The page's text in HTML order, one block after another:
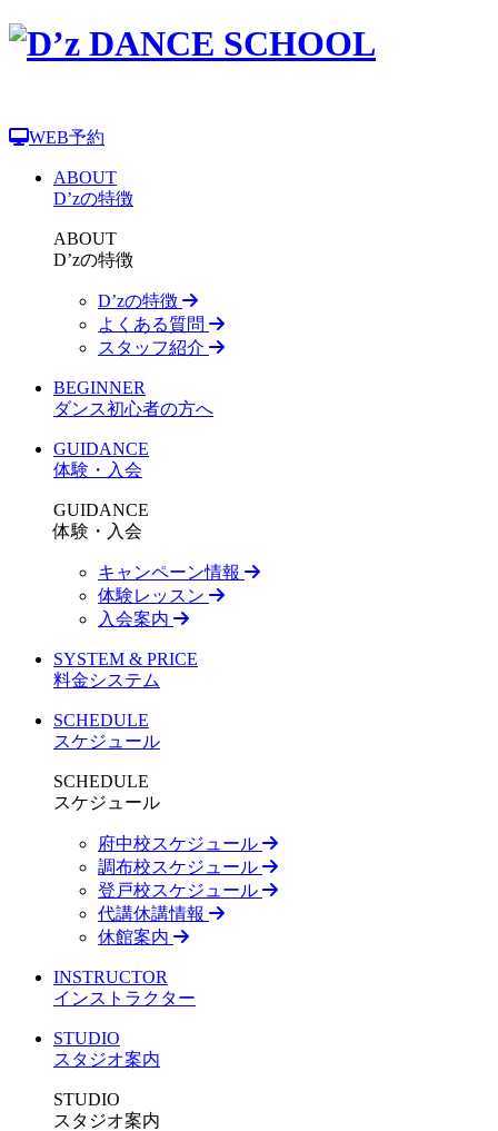
WEB予約
ABOUT
D’zの特徴
ABOUT
D’zの特徴
D’zの特徴
よくある質問
スタッフ紹介
BEGINNER
ダンス初心者の方へ
GUIDANCE
体験・入会
GUIDANCE
体験・入会
キャンペーン情報
体験レッスン
入会案内
SYSTEM & PRICE
料金システム
SCHEDULE
スケジュール
SCHEDULE
スケジュール
府中校スケジュール
調布校スケジュール
登戸校スケジュール
代講休講情報
休館案内
INSTRUCTOR
インストラクター
STUDIO
スタジオ案内
STUDIO
スタジオ案内